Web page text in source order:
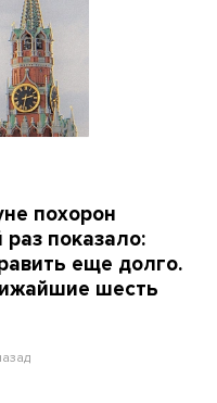
похорон
показало:
еще долго.
шесть